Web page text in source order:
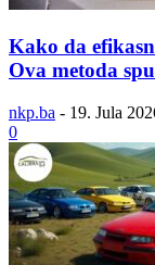
Kako da
Ova metoda
nkp.ba - 19. Jula
0